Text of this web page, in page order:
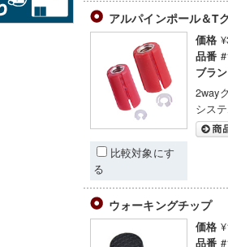
アルパインポール＆T
比較対象にす
る
価格
品番
ブラ
2way
シス
ウォーキングチップ
価格
品番